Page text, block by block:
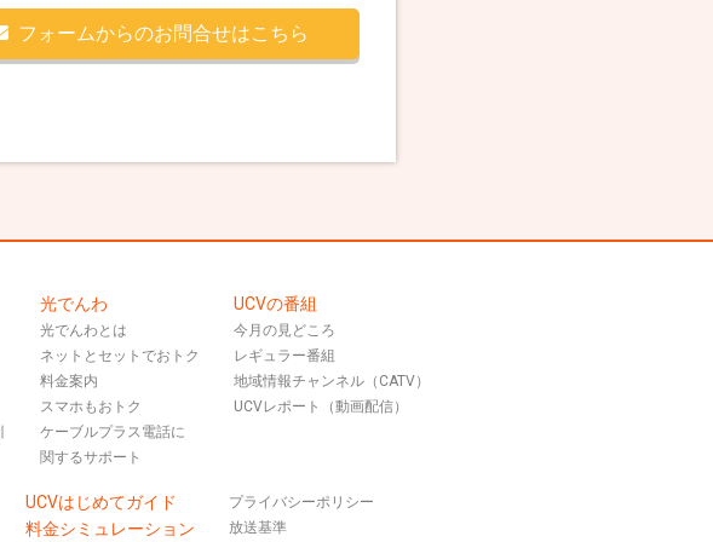
フォームからのお問合せはこちら
光でんわ
光でんわとは
ネットとセットでおトク
料金案内
スマホもおトク
ケーブルプラス電話に
関するサポート
UCVの番組
今月の見どころ
レギュラー番組
地域情報チャンネル（CATV）
UCVレポート（動画配信）
UCVはじめてガイド
料金シミュレーション
プライバシーポリシー
放送基準